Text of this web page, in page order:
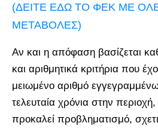
(ΔΕΙΤΕ ΕΔΩ ΤΟ ΦΕΚ ΜΕ
ΜΕΤΑΒΟΛΕΣ)
Αν και η απόφαση βασίζεται
και αριθμητικά κριτήρια που
μειωμένο αριθμό
τελευταία χρόνια στην περιοχή,
προκαλεί προβληματισμό,